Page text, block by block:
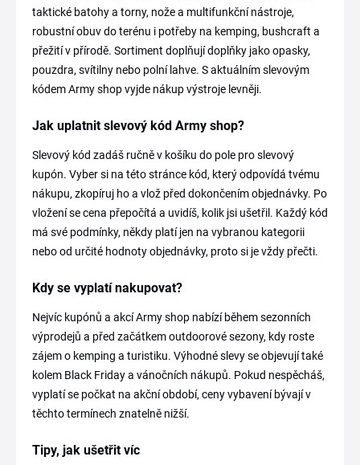
taktické batohy a torny, nože a multifunkční nástroje,
robustní obuv do terénu i potřeby na kemping, bushcraft a
přežití v přírodě. Sortiment doplňují doplňky jako opasky,
pouzdra, svítilny nebo polní lahve. S aktuálním slevovým
kódem Army shop vyjde nákup výstroje levněji.
Jak uplatnit slevový kód Army shop?
Slevový kód zadáš ručně v košíku do pole pro slevový
kupón. Vyber si na této stránce kód, který odpovídá tvému
nákupu, zkopíruj ho a vlož před dokončením objednávky. Po
vložení se cena přepočítá a uvidíš, kolik jsi ušetřil. Každý kód
má své podmínky, někdy platí jen na vybranou kategorii
nebo od určité hodnoty objednávky, proto si je vždy přečti.
Kdy se vyplatí nakupovat?
Nejvíc kupónů a akcí Army shop nabízí během sezonních
výprodejů a před začátkem outdoorové sezony, kdy roste
zájem o kemping a turistiku. Výhodné slevy se objevují také
kolem Black Friday a vánočních nákupů. Pokud nespěcháš,
vyplatí se počkat na akční období, ceny vybavení bývají v
těchto termínech znatelně nižší.
Tipy, jak ušetřit víc